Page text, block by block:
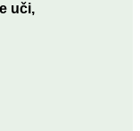
uči,